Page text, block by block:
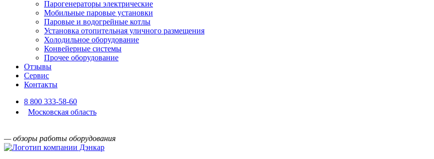
Парогенераторы электрические
Мобильные паровые установки
Паровые и водогрейные котлы
Установка отопительная уличного размещения
Холодильное оборудование
Конвейерные системы
Прочее оборудование
Отзывы
Сервис
Контакты
8 800 333-58-60
Московская область
— обзоры работы оборудования